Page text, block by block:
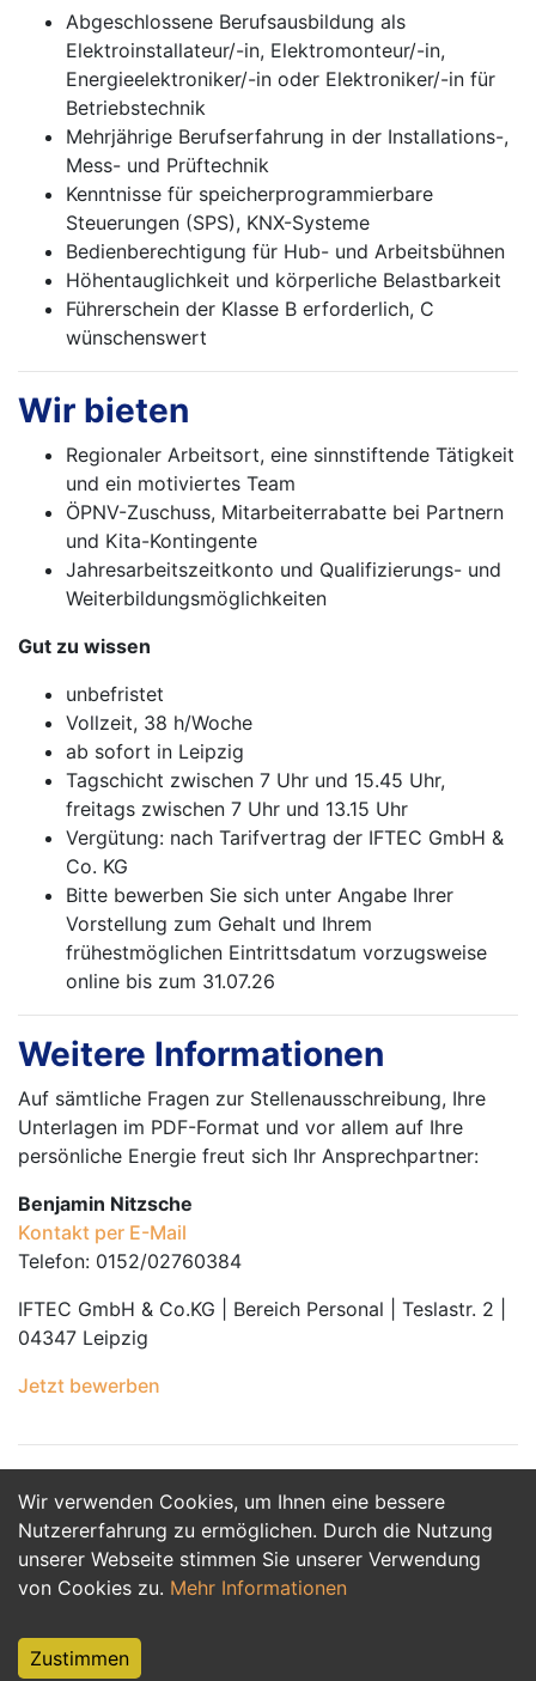
Wir verwenden Cookies, um Ihnen eine bessere
Nutzererfahrung zu ermöglichen. Durch die Nutzung
unserer Webseite stimmen Sie unserer Verwendung
von Cookies zu. Mehr Informationen
Zustimmen
Abgeschlossene Berufsausbildung als
Elektroinstallateur/-in, Elektromonteur/-in,
Energieelektroniker/-in oder Elektroniker/-in für
Betriebstechnik
Mehrjährige Berufserfahrung in der Installations-,
Mess- und Prüftechnik
Kenntnisse für speicherprogrammierbare
Steuerungen (SPS), KNX-Systeme
Bedienberechtigung für Hub- und Arbeitsbühnen
Höhentauglichkeit und körperliche Belastbarkeit
Führerschein der Klasse B erforderlich, C
wünschenswert
Wir bieten
Regionaler Arbeitsort, eine sinnstiftende Tätigkeit
und ein motiviertes Team
ÖPNV-Zuschuss, Mitarbeiterrabatte bei Partnern
und Kita-Kontingente
Jahresarbeitszeitkonto und Qualifizierungs- und
Weiterbildungsmöglichkeiten
Gut zu wissen
unbefristet
Vollzeit, 38 h/Woche
ab sofort in Leipzig
Tagschicht zwischen 7 Uhr und 15.45 Uhr,
freitags zwischen 7 Uhr und 13.15 Uhr
Vergütung: nach Tarifvertrag der IFTEC GmbH &
Co. KG
Bitte bewerben Sie sich unter Angabe Ihrer
Vorstellung zum Gehalt und Ihrem
frühestmöglichen Eintrittsdatum vor­zugs­weise
online bis zum 31.07.26
Weitere Informationen
Auf sämtliche Fragen zur Stellenausschreibung, Ihre
Unterlagen im PDF-Format und vor allem auf Ihre
persönliche Energie freut sich Ihr Ansprechpartner:
Benjamin Nitzsche
Kontakt per E-Mail
Telefon: 0152/02760384
IFTEC GmbH & Co.KG | Bereich Personal | Teslastr. 2 |
04347 Leipzig
Jetzt bewerben
Jetzt Bewerben